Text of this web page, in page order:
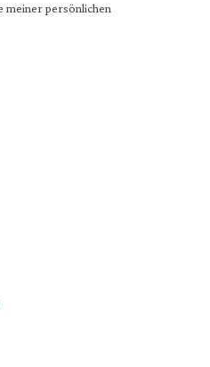
meiner persönlichen